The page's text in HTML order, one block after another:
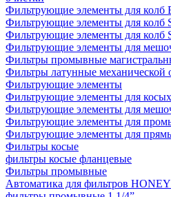
Фильтрующие элементы для колб
Фильтрующие элементы для колб
Фильтрующие элементы для колб
Фильтрующие элементы для
Фильтры промывные
Фильтры латунные механической
Фильтрующие элементы
Фильтрующие элементы для
Фильтрующие элементы для
Фильтрующие элементы для
Фильтрующие элементы для
Фильтры косые
фильтры косые фланцевые
Фильтры промывные
Автоматика для фильтров